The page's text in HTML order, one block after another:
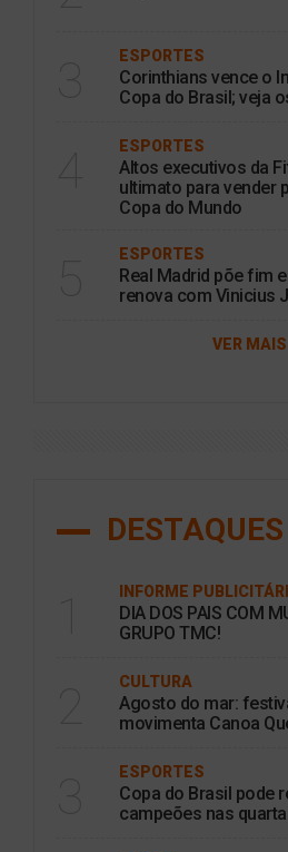
ESPORTES
Corinthians vence o
Copa do Brasil; veja
ESPORTES
Altos executivos da
ultimato para vender
Copa do Mundo
ESPORTES
Real Madrid põe fim
renova com Vinicius
VER MAIS
DESTAQUES
INFORME
DIA DOS PAIS COM
GRUPO TMC!
CULTURA
Agosto do mar:
movimenta Canoa
ESPORTES
Copa do Brasil pode
campeões nas